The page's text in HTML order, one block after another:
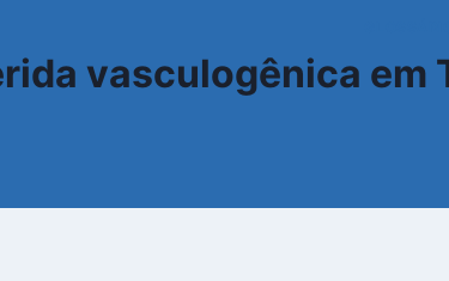
vasculogênica